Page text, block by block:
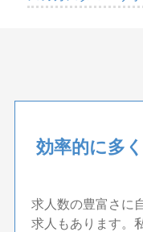
効率的に多
求人数の豊富さに
求人もあります。